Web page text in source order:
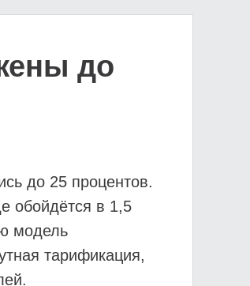
до
до 25 процентов.
обойдётся в 1,5
модель
тарификация,